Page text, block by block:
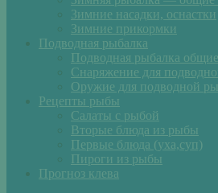
Зимние насадки, оснастки
Зимние прикормки
Подводная рыбалка
Подводная рыбалка
Снаряжение для
Оружие для подводной
Рецепты рыбы
Салаты с рыбой
Вторые блюда из рыбы
Первые блюда (уха,суп)
Пироги из рыбы
Прогноз клева